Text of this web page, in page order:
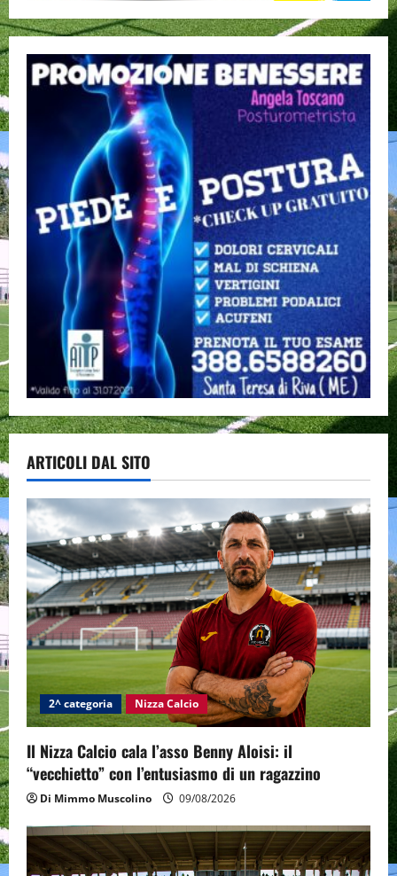
ARTICOLI DAL SITO
2^ categoria Nizza Calcio
Il Nizza Calcio cala l’asso Benny Aloisi: il
“vecchietto” con l’entusiasmo di un ragazzino
Di Mimmo Muscolino 09/08/2026